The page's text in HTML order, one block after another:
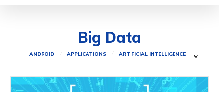
Big Data
ANDROID APPLICATIONS ARTIFICIAL INTELLIGENCE